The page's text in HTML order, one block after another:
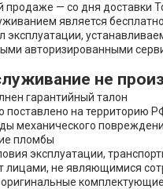
продаже — со дня доставки
является
авторизированными
не
гарантийный талон
поставлено на территорию
механического
пломбы
эксплуатации,
лицами, не являющимися
комплектующие